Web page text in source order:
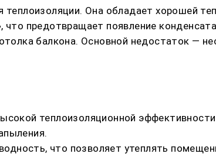
Она обладает хорошей
предотвращает появление
балкона. Основной недостаток —
теплоизоляционной
что позволяет утеплять